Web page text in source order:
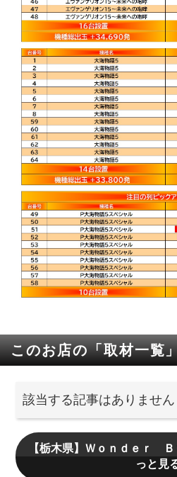
このお店の「取材一覧
該当する記事はありません
【栃木県】Ｗｏｎｄｅｒ
っと見